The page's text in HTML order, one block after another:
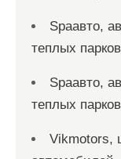
Spaавто,
теплых
Spaавто,
теплых
Vikmotors,